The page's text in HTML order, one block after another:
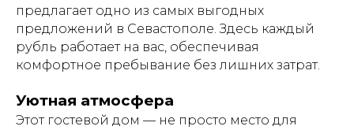
предлагает одно из самых выгодных
предложений в Севастополе. Здесь каждый
рубль работает на вас, обеспечивая
комфортное пребывание без лишних затрат.
Уютная атмосфера
Этот гостевой дом — не просто место для